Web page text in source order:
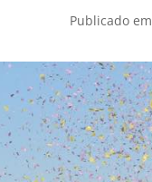
Publicado em